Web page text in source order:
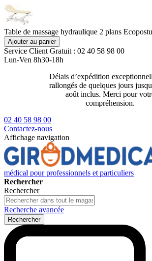
Table de massage hydraulique 2 plans
Ajouter au panier
Service Client Gratuit : 02 40 58 98 00
Lun-Ven 8h30-18h
Délais d’expédition
rallongés de quelques jours
août inclus. Merci pour
compréhension.
02 40 58 98 00
Contactez-nous
Affichage navigation
médical pour professionnels et particuliers
Rechercher
Rechercher
Recherche avancée
Rechercher